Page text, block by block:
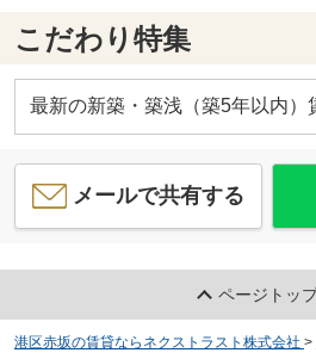
こだわり特集
最新の新築・築浅（築5年以内）
メールで共有する
ページトッ
港区赤坂の賃貸ならネクストラスト株式会社 >